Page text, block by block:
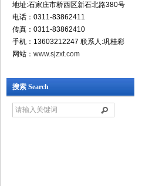
地址:石家庄市桥西区新石北路380号
电话：0311-83862411
传真：0311-83862410
手机：13603212247 联系人:巩桂彩
网站： www.sjzxt.com
搜索 Search